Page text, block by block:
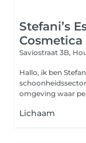
Stefani’s
Cosmetica
Saviostraat 3B,
Hallo, ik ben Stefanie. Met meer dan 20 jaar
omgeving waar
Lichaam